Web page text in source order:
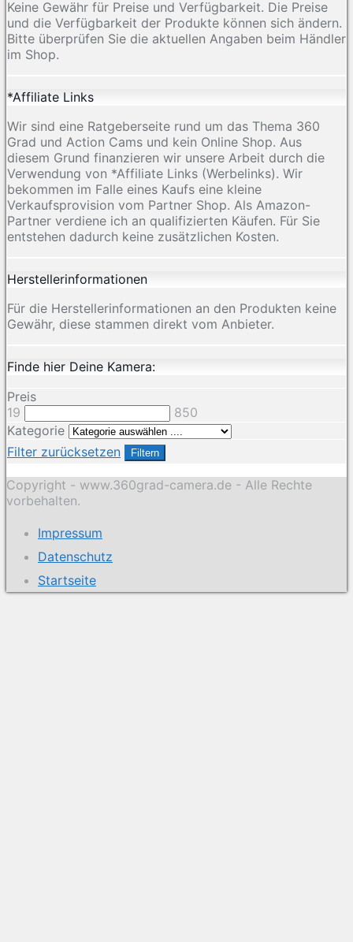
Keine Gewähr für Preise und Verfügbarkeit. Die Preise
und die Verfügbarkeit der Produkte können sich ändern.
Bitte überprüfen Sie die aktuellen Angaben beim Händler
im Shop.
*Affiliate Links
Wir sind eine Ratgeberseite rund um das Thema 360
Grad und Action Cams und kein Online Shop. Aus
diesem Grund finanzieren wir unsere Arbeit durch die
Verwendung von *Affiliate Links (Werbelinks). Wir
bekommen im Falle eines Kaufs eine kleine
Verkaufsprovision vom Partner Shop. Als Amazon-
Partner verdiene ich an qualifizierten Käufen. Für Sie
entstehen dadurch keine zusätzlichen Kosten.
Herstellerinformationen
Für die Herstellerinformationen an den Produkten keine
Gewähr, diese stammen direkt vom Anbieter.
Finde hier Deine Kamera:
Preis
19
850
Kategorie
Filter zurücksetzen
Filtern
Copyright - www.360grad-camera.de - Alle Rechte
vorbehalten.
Impressum
Datenschutz
Startseite